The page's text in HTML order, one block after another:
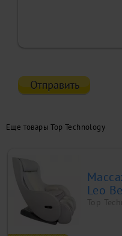
Еще товары Top Technology
Leo